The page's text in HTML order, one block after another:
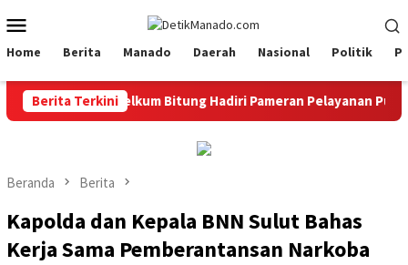
ke
kontenMobile
Home Berita Manado Daerah Nasional Politik
Berita Terkini
‎Bapelkum Bitung Hadiri Pameran Pelayanan Publik
Beranda Berita
Kapolda dan Kepala BNN Sulut Bahas
Kerja Sama Pemberantansan Narkoba